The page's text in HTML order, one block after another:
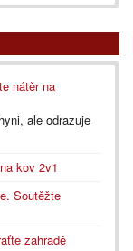
nátěr na
ale odrazuje
kov 2v1
Soutěžte
zahradě